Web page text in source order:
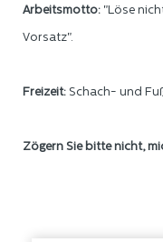
Arbeitsmotto: "Löse
Vorsatz".
Freizeit: Schach- und
Zögern Sie bitte nicht,